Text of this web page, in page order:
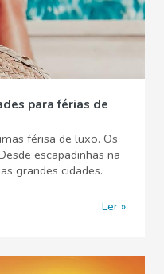
para férias de
férisa de luxo. Os
escapadinhas na
grandes cidades.
Ler